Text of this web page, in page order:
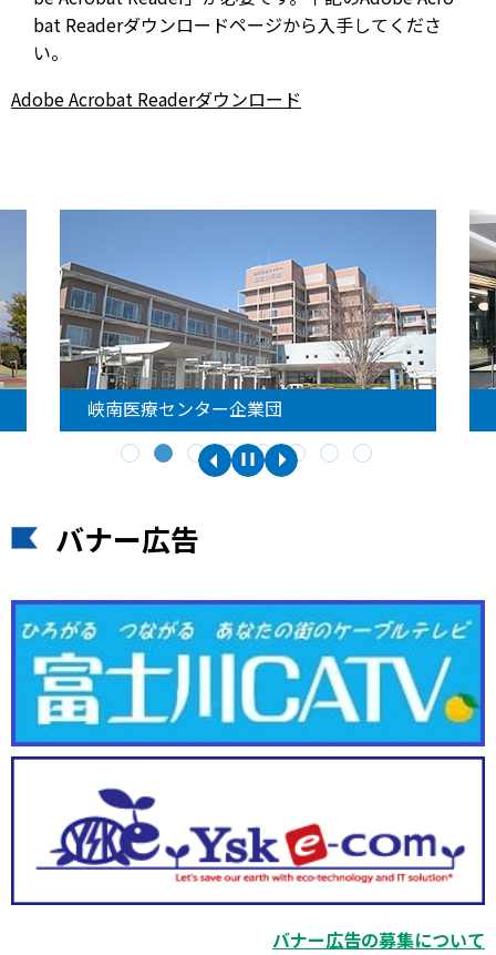
bat Readerダウンロードページから入手してくださ
い。
Adobe Acrobat Readerダウンロード
峡南医療センター企業団
バナー広告
バナー広告の募集について